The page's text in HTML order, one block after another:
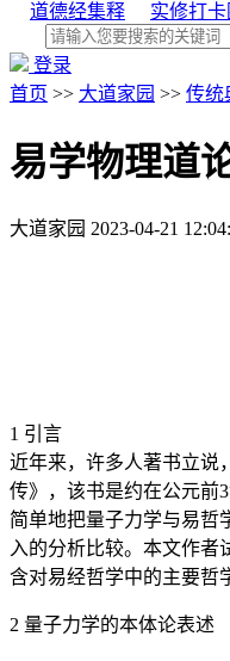
道德经集释
实修打卡
登录
首页 >> 大道家园 >> 传统
易学物理道
大道家园 2023-04-21
1 引言
近年来，许多人著书立说
传》，该书是约在公元前
简单地把量子力学与易哲
入的分析比较。本文作
含对易经哲学中的主要哲
2 量子力学的本体论表述